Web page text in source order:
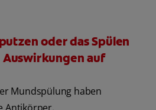
oder das Spülen
auf
Mundspülung haben